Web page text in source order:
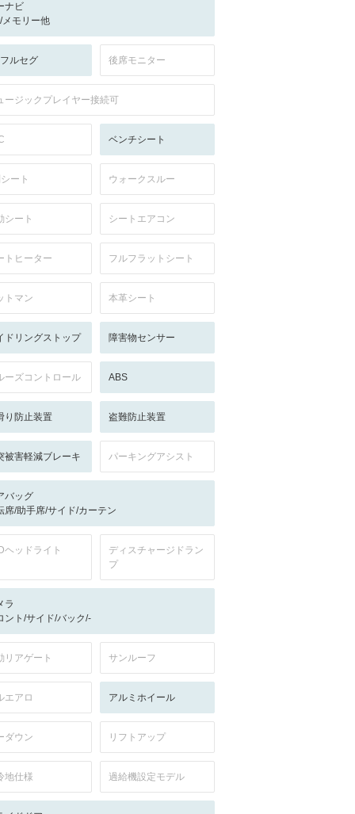
ナビ
メモリー他
ルセグ 後席モニター
ージックプレイヤー接続可
ベンチシート
ート ウォークスルー
シート シートエアコン
トヒーター フルフラットシート
トマン 本革シート
ドリングストップ 障害物センサー
ーズコントロール ABS
り防止装置 盗難防止装置
被害軽減ブレーキ パーキングアシスト
バッグ
席/助手席/サイド/カーテン
ヘッドライト
ディスチャージドラン
プ
ラ
ント/サイド/バック/-
リアゲート サンルーフ
エアロ アルミホイール
ダウン リフトアップ
地仕様 過給機設定モデル